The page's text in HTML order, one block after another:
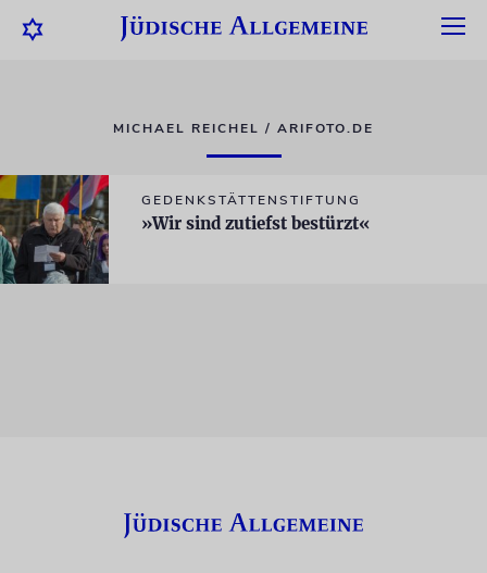
MICHAEL REICHEL / ARIFOTO.DE
GEDENKSTÄTTENSTIFTUNG
»Wir sind zutiefst bestürzt«